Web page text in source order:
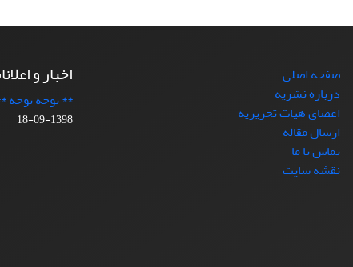
صفحه اصلی
درباره نشریه
اعضای هیات تحریریه
ارسال مقاله
تماس با ما
نقشه سایت
اخبار و
** توجه توجه
1398-09-18